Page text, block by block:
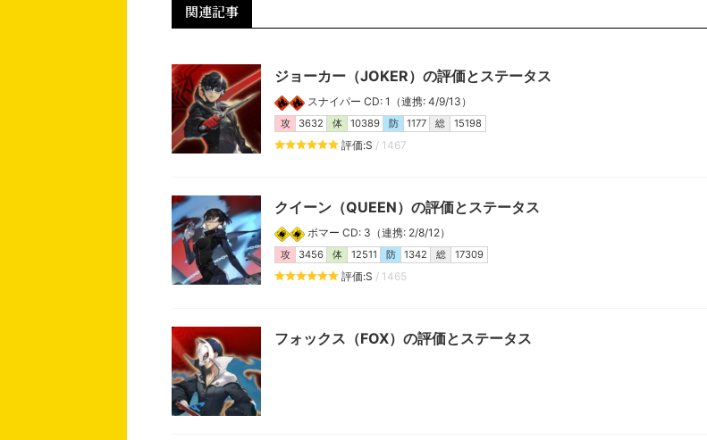
関連記事
ジョーカー（JOKER）の評価とステータス
スナイパー CD: 1（連携: 4/9/13）
攻 3632 体 10389 防 1177 総 15198
評価:S / 1467
クイーン（QUEEN）の評価とステータス
ボマー CD: 3（連携: 2/8/12）
攻 3456 体 12511 防 1342 総 17309
評価:S / 1465
フォックス（FOX）の評価とステータス